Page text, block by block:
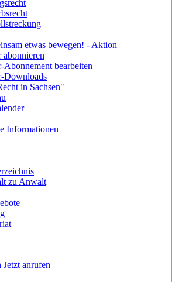
etwas bewegen! - Aktion
abonnieren
Abonnement bearbeiten
Downloads
in Sachsen"
Informationen
zu Anwalt
Jetzt anrufen